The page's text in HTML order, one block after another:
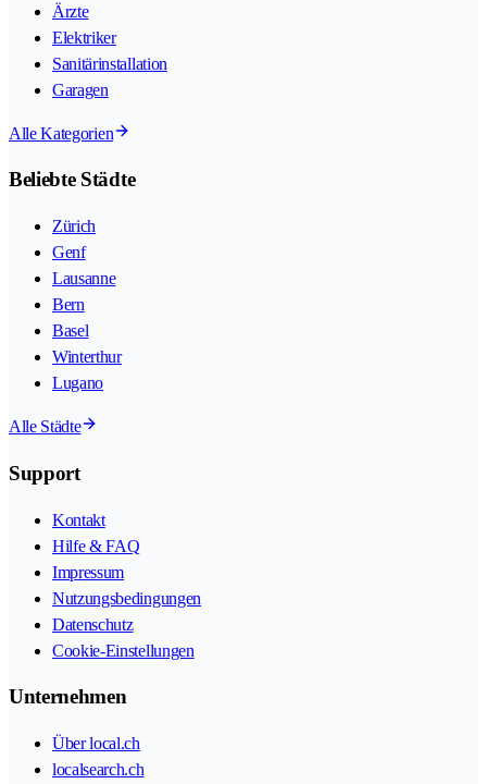
Ärzte
Elektriker
Sanitärinstallation
Garagen
Alle Kategorien
Beliebte Städte
Zürich
Genf
Lausanne
Bern
Basel
Winterthur
Lugano
Alle Städte
Support
Kontakt
Hilfe & FAQ
Impressum
Nutzungsbedingungen
Datenschutz
Cookie-Einstellungen
Unternehmen
Über local.ch
localsearch.ch